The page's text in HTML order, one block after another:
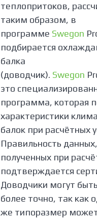
теплопритоков,
таким образом, в
программе Swegon
подбирается
балка
(доводчик). Swegon
это
программа, которая
характеристики
балок при расчётных
Правильность данных,
полученных при
подтверждается
Доводчики могут
более точно, так как
же типоразмер